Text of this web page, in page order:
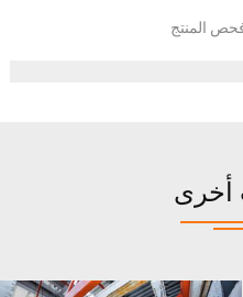
المنتج
أخرى